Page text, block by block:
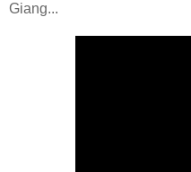
Giang...